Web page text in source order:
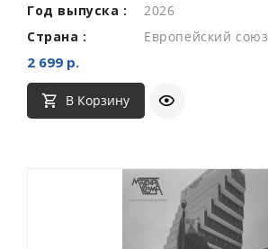
Год выпуска :
2026
Страна :
Европейский союз
2 699 р.
В Корзину